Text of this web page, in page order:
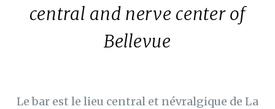
central and nerve center of
Bellevue
Le bar est le lieu central et névralgique de La